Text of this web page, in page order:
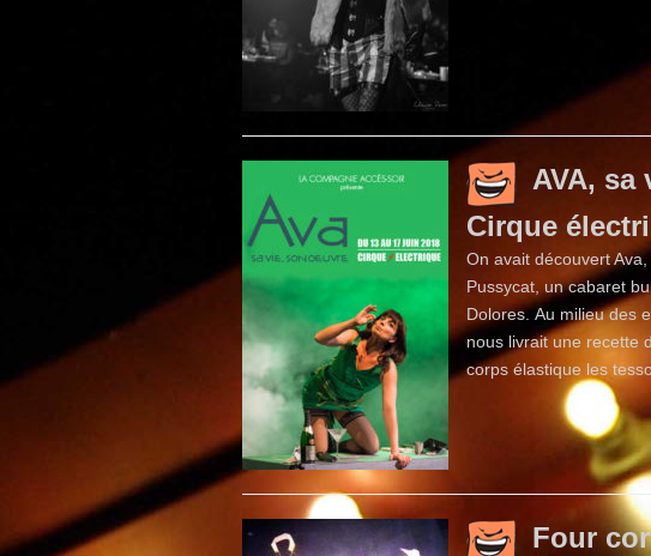
AVA,
Cirque
On avait découvert
Pussycat, un cabaret
Dolores. Au milieu des
nous livrait une recette
corps élastique les
Four